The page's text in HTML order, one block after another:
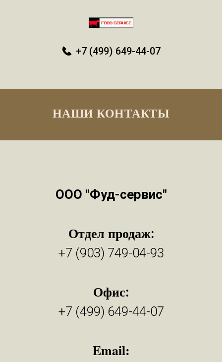
+7 (499) 649-44-07
НАШИ КОНТАКТЫ
ООО "Фуд-сервис"
Отдел продаж:
+7 (903) 749-04-93
Офис:
+7 (499) 649-44-07
Email: